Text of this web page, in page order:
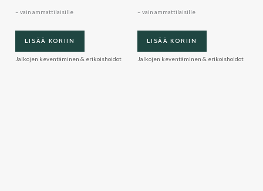
– vain ammattilaisille
LISÄÄ KORIIN
Jalkojen keventäminen & erikoishoidot
– vain ammattilaisille
LISÄÄ KORIIN
Jalkojen keventäminen & erikoishoidot